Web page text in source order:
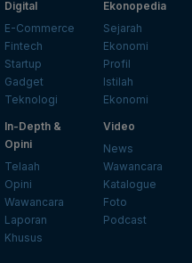
Digital
E-Commerce
Fintech
Startup
Gadget
Teknologi
Ekonopedia
Sejarah
Ekonomi
Profil
Istilah
Ekonomi
In-Depth &
Opini
Telaah
Opini
Wawancara
Laporan
Khusus
Video
News
Wawancara
Katalogue
Foto
Podcast